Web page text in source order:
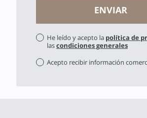
He leído y acepto la política de
lascondiciones generales
Acepto recibir información